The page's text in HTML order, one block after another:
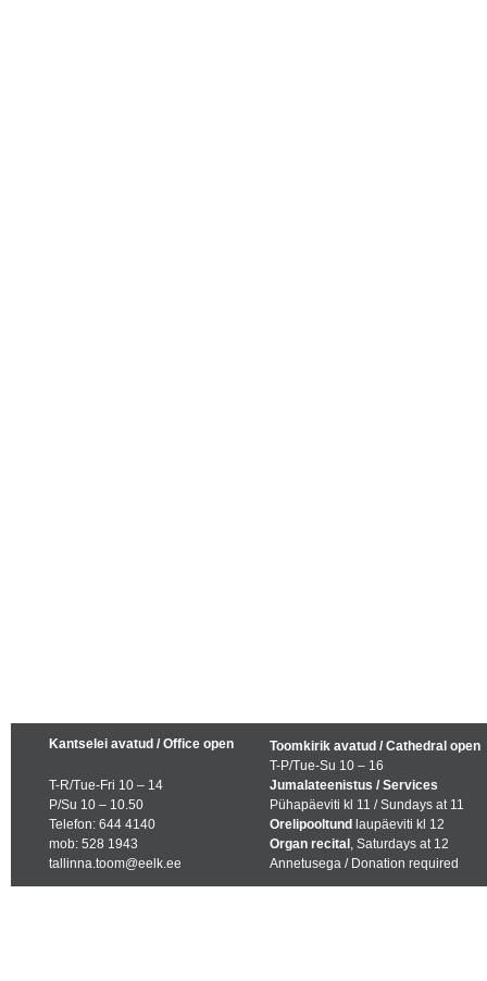
Kantselei avatud / Office open
T-R/Tue-Fri 10 – 14
P/Su 10 – 10.50
Telefon: 644 4140
mob: 528 1943
tallinna.toom@eelk.ee
Toomkirik avatud / Cathedral open
T-P/Tue-Su 10 – 16
Jumalateenistus / Services
Pühapäeviti kl 11 / Sundays at 11
Orelipooltund laupäeviti kl 12
Organ recital , Saturdays at 12
Annetusega / Donation required